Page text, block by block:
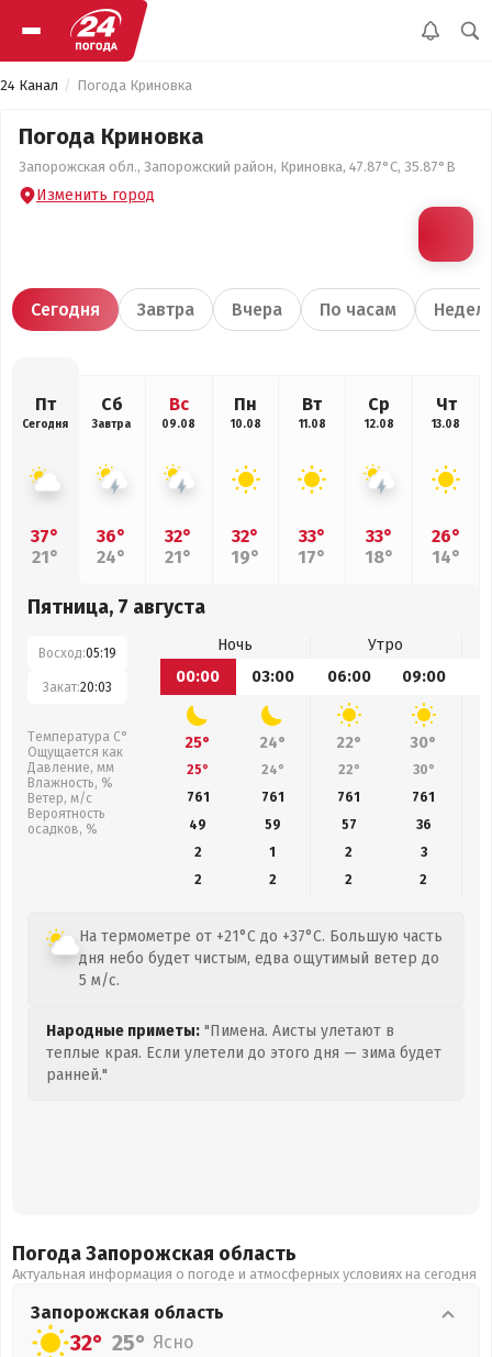
24 Канал Погода Криновка
Погода Криновка
Запорожская обл., Запорожский район, Криновка, 47.87°С, 35.87°В
Изменить город
Сегодня Завтра Вчера По часам
Пт
Сегодня
37°
21°
Сб
Завтра
36°
24°
Вс
09.08
32°
21°
Пн
10.08
32°
19°
Вт
11.08
33°
17°
Ср
12.08
33°
18°
Чт
13.08
26°
14°
Пятница, 7 августа
Восход:05:19
Закат:20:03
Температура С°
Ощущается как
Давление, мм
Влажность, %
Ветер, м/с
Вероятность
осадков, %
Ночь
Утро
00:00
03:00 06:00 09:00
25° 24° 22° 30°
25° 24° 22° 30°
761
761 761 761
49
59 57 36
2
1 2
3
2
2 2 2
На термометре от +21°C до +37°C. Большую часть
дня небо будет чистым, едва ощутимый ветер до
5 м/с.
Народные приметы: "Пимена. Аисты улетают в
теплые края. Если улетели до этого дня — зима будет
ранней."
Погода Запорожская область
Актуальная информация о погоде и атмосферных условиях на сегодня
Запорожская область
32° 25° Ясно